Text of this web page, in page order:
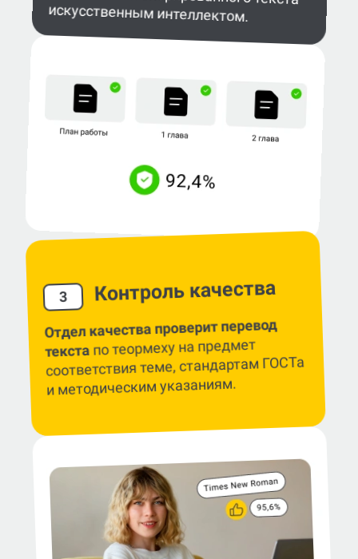
искусственным интеллектом.
3 Контроль качества
Отдел качества проверит перевод
текста по теормеху на предмет
соответствия теме, стандартам ГОСТа
и методическим указаниям.